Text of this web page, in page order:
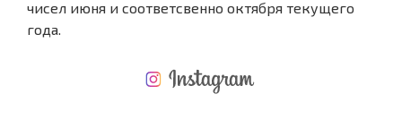
чисел июня и соответсвенно октября текущего
года.